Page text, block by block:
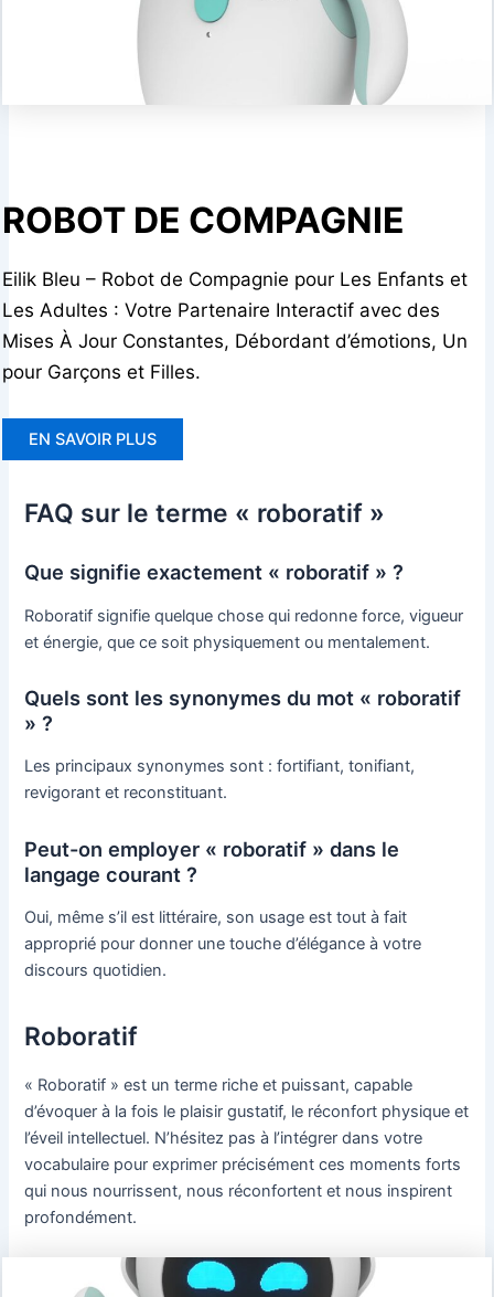
ROBOT DE COMPAGNIE
Eilik Bleu – Robot de Compagnie pour Les Enfants et
Les Adultes : Votre Partenaire Interactif avec des
Mises À Jour Constantes, Débordant d’émotions, Un
pour Garçons et Filles.
EN SAVOIR PLUS
FAQ sur le terme « roboratif »
Que signifie exactement « roboratif » ?
Roboratif signifie quelque chose qui redonne force, vigueur
et énergie, que ce soit physiquement ou mentalement.
Quels sont les synonymes du mot « roboratif
» ?
Les principaux synonymes sont : fortifiant, tonifiant,
revigorant et reconstituant.
Peut-on employer « roboratif » dans le
langage courant ?
Oui, même s’il est littéraire, son usage est tout à fait
approprié pour donner une touche d’élégance à votre
discours quotidien.
Roboratif
« Roboratif » est un terme riche et puissant, capable
d’évoquer à la fois le plaisir gustatif, le réconfort physique et
l’éveil intellectuel. N’hésitez pas à l’intégrer dans votre
vocabulaire pour exprimer précisément ces moments forts
qui nous nourrissent, nous réconfortent et nous inspirent
profondément.